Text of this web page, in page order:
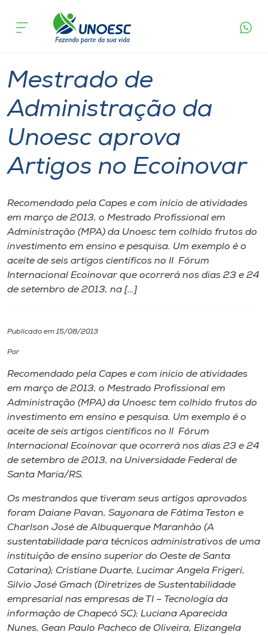
Cursos
Pesquisa
Atendimento ao Estudante
Portal de Ensino
A
Unoesc
Internacionalização
I.nova
Diplomados
CPA
Biblioteca
Editora
Rádio
Museu
Unoesc
Store
acontece
Mestrado de
Administração da
Unoesc aprova
Artigos no Ecoinovar
Recomendado pela Capes e com início de atividades
em março de 2013, o Mestrado Profissional em
Administração (MPA) da Unoesc tem colhido frutos do
investimento em ensino e pesquisa. Um exemplo é o
aceite de seis artigos científicos no II Fórum
Internacional Ecoinovar que ocorrerá nos dias 23 e 24
de setembro de 2013, na […]
Publicado em 15/08/2013
Por
Recomendado pela Capes e com início de atividades
em março de 2013, o Mestrado Profissional em
Administração (MPA) da Unoesc tem colhido frutos do
investimento em ensino e pesquisa. Um exemplo é o
aceite de seis artigos científicos no II Fórum
Internacional Ecoinovar que ocorrerá nos dias 23 e 24
de setembro de 2013, na Universidade Federal de
Santa Maria/RS.
Os mestrandos que tiveram seus artigos aprovados
foram Daiane Pavan, Sayonara de Fátima Teston e
Charlson José de Albuquerque Maranhão (A
sustentabilidade para técnicos administrativos de uma
instituição de ensino superior do Oeste de Santa
Catarina); Cristiane Duarte, Lucimar Angela Frigeri,
Silvio José Gmach (Diretrizes de Sustentabilidade
empresarial nas empresas de TI – Tecnologia da
informação de Chapecó SC); Luciana Aparecida
Nunes, Gean Paulo Pacheco de Oliveira, Elizangela